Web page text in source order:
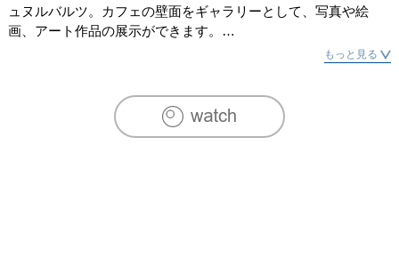
ュヌルバルツ。カフェの壁面をギャラリーとして、写真や絵
画、アート作品の展示ができます。
ハンドドリップ珈琲や紅茶、ケーキや食事と一緒に、語らいな
もっと見る